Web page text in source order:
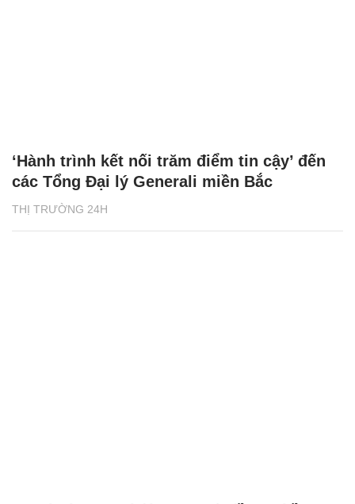
THỊ TRƯỜNG 24H
‘Hành trình kết nối trăm điểm tin cậy’ đến
các Tổng Đại lý Generali miền Bắc